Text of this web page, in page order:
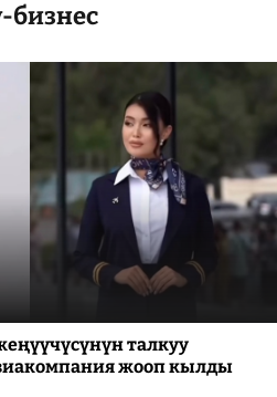
бизнес
талкуу
жооп кылды